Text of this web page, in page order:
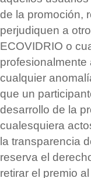
de la promoción,
perjudiquen a
ECOVIDRIO o
cualquier anomalí
que un
desarrollo de la
cualesquiera
la transparencia
reserva el
retirar el premio